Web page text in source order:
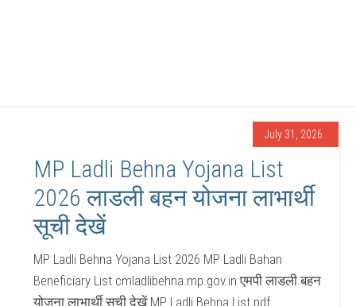
July 31, 2026
MP Ladli Behna Yojana List
2026 लाडली बहन योजना लाभार्थी
सूची देखें
MP Ladli Behna Yojana List 2026 MP Ladli Bahan
Beneficiary List cmladlibehna.mp.gov.in एमपी लाडली बहन
योजना लाभार्थी सूची देखें MP Ladli Behna List pdf